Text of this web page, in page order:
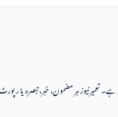
ہے۔ تعمیرنیوز ہر مضمون، خبر، تبصرہ یا